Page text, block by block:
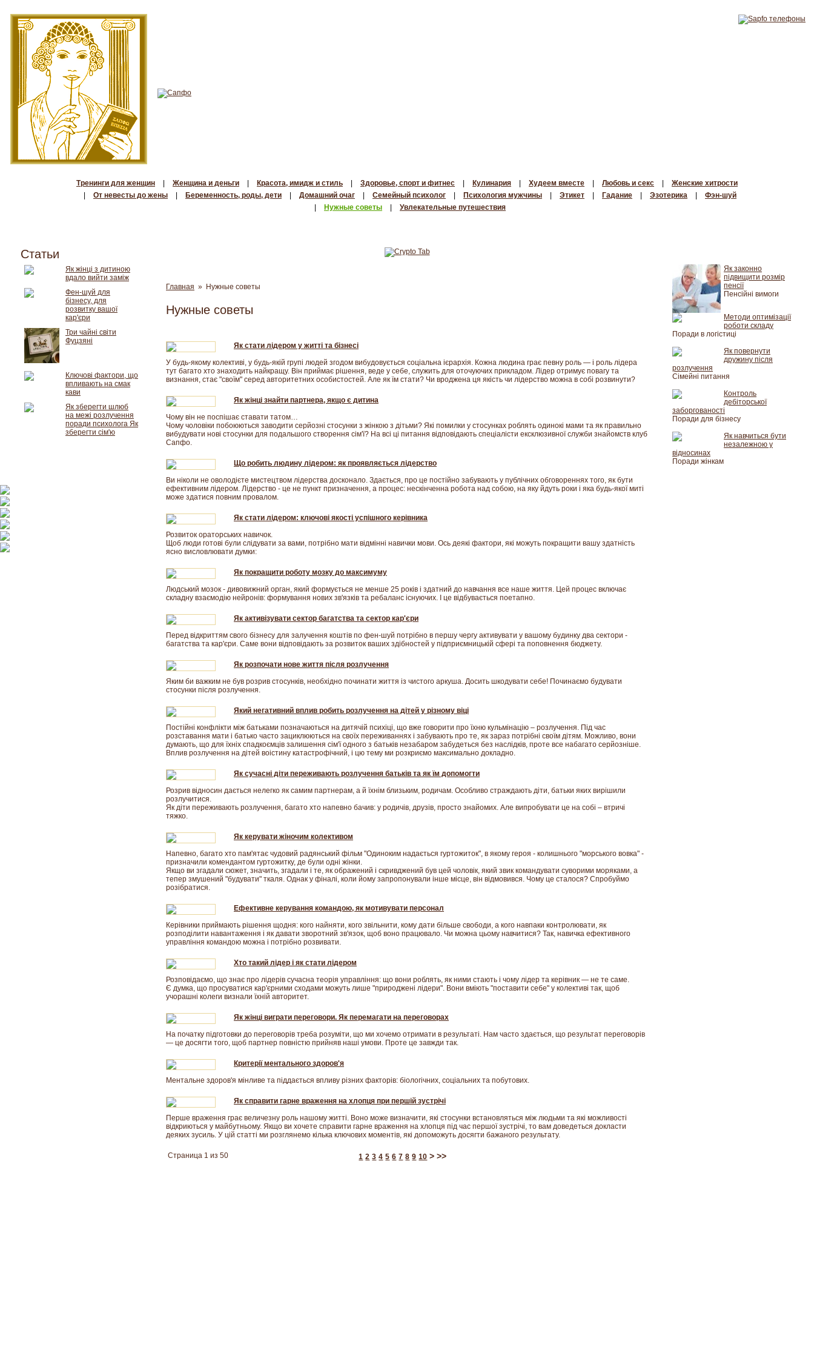
Тренинги для женщин Женщина и деньги Красота, имидж и стиль Здоровье, спорт и фитнес Кулинария Худеем вместе Любовь и секс
Женские хитрости
От невесты до жены Беременность, роды, дети Домашний очаг Семейный психолог Психология мужчины Этикет Гадание Эзотерика
Фэн-шуй
Нужные советы Увлекательные путешествия
Главная » Нужные советы
Нужные советы
Як стати лідером у житті та бізнесі
У будь-якому колективі, у будь-якій групі людей згодом вибудовується соціальна ієрархія. Кожна людина грає певну роль — і роль лідера
тут багато хто знаходить найкращу. Він приймає рішення, веде у себе, служить для оточуючих прикладом. Лідер отримує повагу та
визнання, стає "своїм" серед авторитетних особистостей. Але як їм стати? Чи вроджена ця якість чи лідерство можна в собі розвинути?
Як жінці знайти партнера, якщо є дитина
Чому він не поспішає ставати татом…
Чому чоловіки побоюються заводити серйозні стосунки з жінкою з дітьми? Які помилки у стосунках роблять одинокі мами та як правильно
вибудувати нові стосунки для подальшого створення сім'ї? На всі ці питання відповідають спеціалісти ексклюзивної служби знайомств клуб
Сапфо.
Що робить людину лідером: як проявляється лідерство
Ви ніколи не оволодієте мистецтвом лідерства досконало. Здається, про це постійно забувають у публічних обговореннях того, як бути
ефективним лідером. Лідерство - це не пункт призначення, а процес: нескінченна робота над собою, на яку йдуть роки і яка будь-якої миті
може здатися повним провалом.
Як стати лідером: ключові якості успішного керівника
Розвиток ораторських навичок.
Щоб люди готові були слідувати за вами, потрібно мати відмінні навички мови. Ось деякі фактори, які можуть покращити вашу здатність
ясно висловлювати думки:
Як покращити роботу мозку до максимуму
Людський мозок - дивовижний орган, який формується не менше 25 років і здатний до навчання все наше життя. Цей процес включає
складну взаємодію нейронів: формування нових зв'язків та ребаланс існуючих. І це відбувається поетапно.
Як активізувати сектор багатства та сектор кар'єри
Перед відкриттям свого бізнесу для залучення коштів по фен-шуй потрібно в першу чергу активувати у вашому будинку два сектори -
багатства та кар'єри. Саме вони відповідають за розвиток ваших здібностей у підприємницькій сфері та поповнення бюджету.
Як розпочати нове життя після розлучення
Яким би важким не був розрив стосунків, необхідно починати життя із чистого аркуша. Досить шкодувати себе! Починаємо будувати
стосунки після розлучення.
Який негативний вплив робить розлучення на дітей у різному віці
Постійні конфлікти між батьками позначаються на дитячій психіці, що вже говорити про їхню кульмінацію – розлучення. Під час
розставання мати і батько часто зациклюються на своїх переживаннях і забувають про те, як зараз потрібні своїм дітям. Можливо, вони
думають, що для їхніх спадкоємців залишення сім'ї одного з батьків незабаром забудеться без наслідків, проте все набагато серйозніше.
Вплив розлучення на дітей воістину катастрофічний, і цю тему ми розкриємо максимально докладно.
Як сучасні діти переживають розлучення батьків та як їм допомогти
Розрив відносин дається нелегко як самим партнерам, а й їхнім близьким, родичам. Особливо страждають діти, батьки яких вирішили
розлучитися.
Як діти переживають розлучення, багато хто напевно бачив: у родичів, друзів, просто знайомих. Але випробувати це на собі – втричі
тяжко.
Як керувати жіночим колективом
Напевно, багато хто пам'ятає чудовий радянський фільм "Одиноким надається гуртожиток", в якому героя - колишнього "морського вовка" -
призначили комендантом гуртожитку, де були одні жінки.
Якщо ви згадали сюжет, значить, згадали і те, як ображений і скривджений був цей чоловік, який звик командувати суворими моряками, а
тепер змушений "будувати" ткаля. Однак у фіналі, коли йому запропонували інше місце, він відмовився. Чому це сталося? Спробуймо
розібратися.
Ефективне керування командою, як мотивувати персонал
Керівники приймають рішення щодня: кого найняти, кого звільнити, кому дати більше свободи, а кого навпаки контролювати, як
розподілити навантаження і як давати зворотний зв'язок, щоб воно працювало. Чи можна цьому навчитися? Так, навичка ефективного
управління командою можна і потрібно розвивати.
Хто такий лідер і як стати лідером
Розповідаємо, що знає про лідерів сучасна теорія управління: що вони роблять, як ними стають і чому лідер та керівник — не те саме.
Є думка, що просуватися кар'єрними сходами можуть лише "природжені лідери". Вони вміють "поставити себе" у колективі так, щоб
учорашні колеги визнали їхній авторитет.
Як жінці виграти переговори. Як перемагати на переговорах
На початку підготовки до переговорів треба розуміти, що ми хочемо отримати в результаті. Нам часто здається, що результат переговорів
— це досягти того, щоб партнер повністю прийняв наші умови. Проте це завжди так.
Критерії ментального здоров'я
Ментальне здоров'я мінливе та піддається впливу різних факторів: біологічних, соціальних та побутових.
Як справити гарне враження на хлопця при першій зустрічі
Перше враження грає величезну роль нашому житті. Воно може визначити, які стосунки встановляться між людьми та які можливості
відкриються у майбутньому. Якщо ви хочете справити гарне враження на хлопця під час першої зустрічі, то вам доведеться докласти
деяких зусиль. У цій статті ми розглянемо кілька ключових моментів, які допоможуть досягти бажаного результату.
Страница 1 из 50 1 2 3 4 5 6 7 8 9 10 >>>
Статьи
Як жінці з дитиною
вдало вийти заміж
Фен-шуй для
бізнесу, для
розвитку вашої
кар'єри
Три чайні світи
Фуцзяні
Ключові фактори, що
впливають на смак
кави
Як зберегти шлюб
на межі розлучення
поради психолога Як
зберегти сім'ю
Як законно
підвищити розмір
пенсії
Пенсійні вимоги
Методи оптимізації
роботи складу
Поради в логістиці
Як повернути
дружину після
розлучення
Сімейні питання
Контроль
дебіторської
заборгованості
Поради для бізнесу
Як навчиться бути
незалежною у
відносинах
Поради жінкам